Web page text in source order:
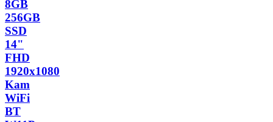
8GB
256GB
SSD
14"
FHD
1920x1080
Kam
WiFi
BT